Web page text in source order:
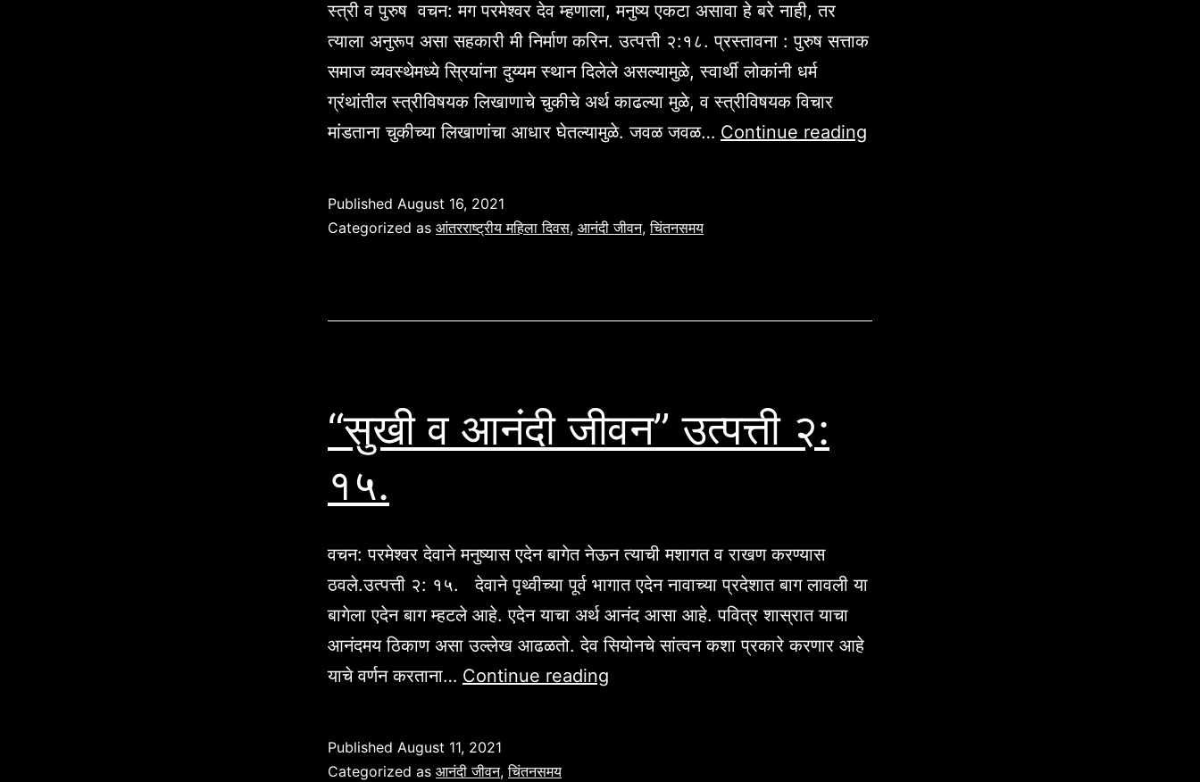
स्त्री व पुरुष वचन: मग परमेश्वर देव म्हणाला, मनुष्य एकटा असावा हे बरे नाही, तर
त्याला अनुरूप असा सहकारी मी निर्माण करिन. उत्पत्ती २:१८. प्रस्तावना : पुरुष सत्ताक
समाज व्यवस्थेमध्ये स्रियांना दुय्यम स्थान दिलेले असल्यामुळे, स्वार्थी लोकांनी धर्म
ग्रंथांतील स्त्रीविषयक लिखाणाचे चुकीचे अर्थ काढल्या मुळे, व स्त्रीविषयक विचार
मांडताना चुकीच्या लिखाणांचा आधार घेतल्यामुळे. जवळ जवळ… Continue reading
Published August 16, 2021
Categorized as आंतरराष्ट्रीय महिला दिवस, आनंदी जीवन,चिंतनसमय
“सुखी व आनंदी जीवन” उत्पत्ती २:
१५.
वचन: परमेश्वर देवाने मनुष्यास एदेन बागेत नेऊन त्याची मशागत व राखण करण्यास
ठवले.उत्पत्ती २: १५. देवाने पृथ्वीच्या पूर्व भागात एदेन नावाच्या प्रदेशात बाग लावली या
बागेला एदेन बाग म्हटले आहे. एदेन याचा अर्थ आनंद आसा आहे. पवित्र शास्रात याचा
आनंदमय ठिकाण असा उल्लेख आढळतो. देव सियोनचे सांत्वन कशा प्रकारे करणार आहे
याचे वर्णन करताना… Continue reading
Published August 11, 2021
Categorized as आनंदी जीवन,चिंतनसमय